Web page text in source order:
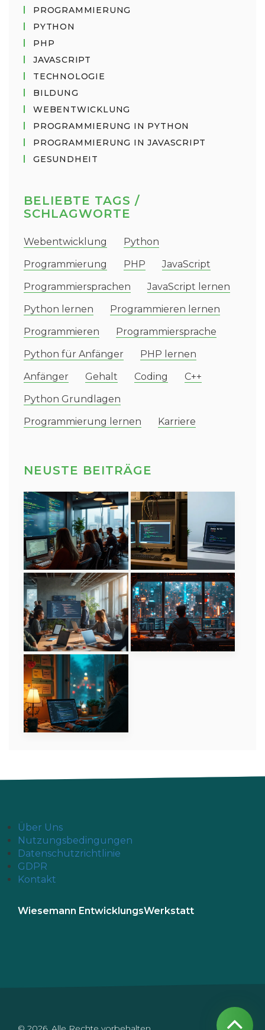
PROGRAMMIERUNG
PYTHON
PHP
JAVASCRIPT
TECHNOLOGIE
BILDUNG
WEBENTWICKLUNG
PROGRAMMIERUNG IN PYTHON
PROGRAMMIERUNG IN JAVASCRIPT
GESUNDHEIT
BELIEBTE TAGS /
SCHLAGWORTE
Webentwicklung
Python
Programmierung
PHP
JavaScript
Programmiersprachen
JavaScript lernen
Python lernen
Programmieren lernen
Programmieren
Programmiersprache
Python für Anfänger
PHP lernen
Anfänger
Gehalt Coding
C++
Python Grundlagen
Programmierung lernen
Karriere
NEUSTE BEITRÄGE
Über Uns
Nutzungsbedingungen
Datenschutzrichtlinie
GDPR
Kontakt
Wiesemann EntwicklungsWerkstatt